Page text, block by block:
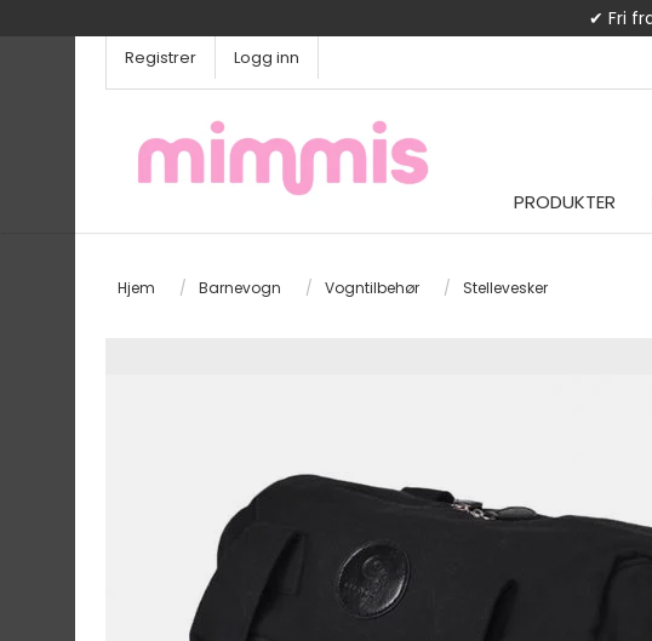
✔ Fri
Registrer Logg inn
PRODUKTER
Hjem / Barnevogn / Vogntilbehør / Stellevesker